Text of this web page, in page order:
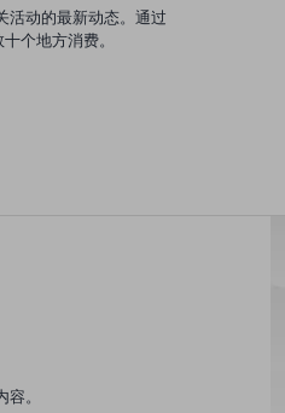
活动的最新动态。通过
个地方消费。
。